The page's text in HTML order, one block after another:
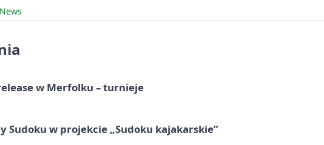
w Merfolku – turnieje
Sudoku w projekcie „Sudoku kajakarskie”